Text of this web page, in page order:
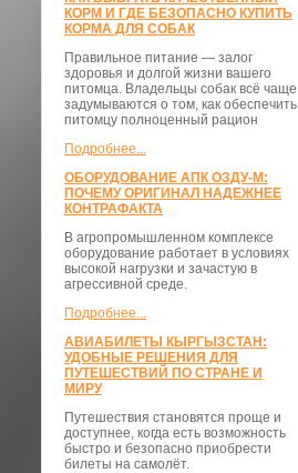
КОРМ И ГДЕ БЕЗОПАСНО КУПИТЬ
КОРМА ДЛЯ СОБАК
Правильное питание — залог
здоровья и долгой жизни вашего
питомца. Владельцы собак всё чаще
задумываются о том, как обеспечить
питомцу полноценный рацион
Подробнее...
ОБОРУДОВАНИЕ АПК ОЗДУ-М:
ПОЧЕМУ ОРИГИНАЛ НАДЕЖНЕЕ
КОНТРАФАКТА
В агропромышленном комплексе
оборудование работает в условиях
высокой нагрузки и зачастую в
агрессивной среде.
Подробнее...
АВИАБИЛЕТЫ КЫРГЫЗСТАН:
УДОБНЫЕ РЕШЕНИЯ ДЛЯ
ПУТЕШЕСТВИЙ ПО СТРАНЕ И
МИРУ
Путешествия становятся проще и
доступнее, когда есть возможность
быстро и безопасно приобрести
билеты на самолёт.